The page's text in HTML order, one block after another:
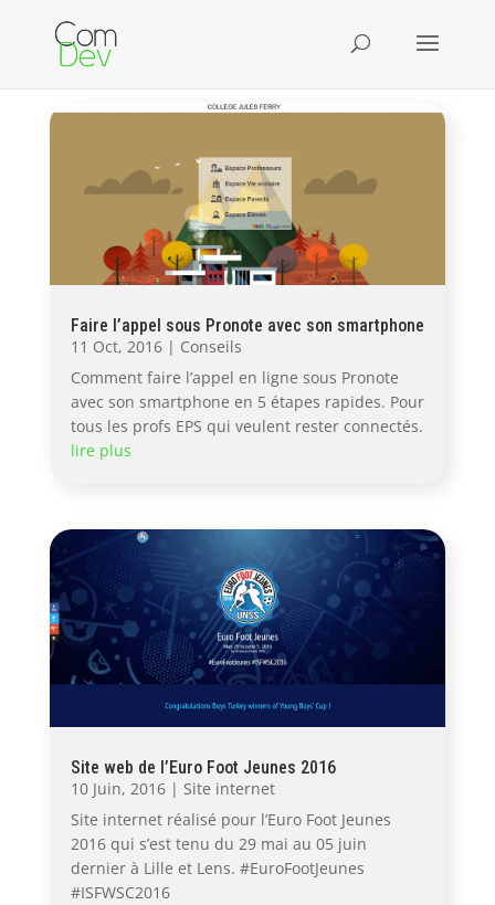
Faire l’appel sous Pronote avec son smartphone
11 Oct, 2016| Conseils
Comment faire l’appel en ligne sous Pronote
avec son smartphone en 5 étapes rapides. Pour
tous les profs EPS qui veulent rester connectés.
lire plus
Site web de l’Euro Foot Jeunes 2016
10 Juin, 2016| Site internet
Site internet réalisé pour l’Euro Foot Jeunes
2016 qui s’est tenu du 29 mai au 05 juin
dernier à Lille et Lens. #EuroFootJeunes
#ISFWSC2016